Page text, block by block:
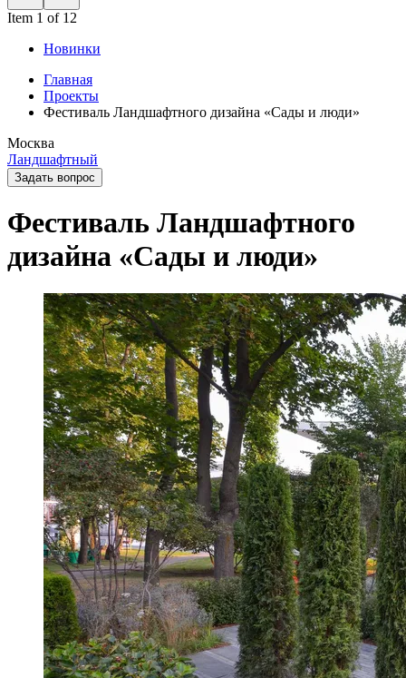
Item 1 of 12
Новинки
Главная
Проекты
Фестиваль Ландшафтного дизайна «Сады и люди»
Москва
Ландшафтный
Задать вопрос
Фестиваль Ландшафтного
дизайна «Сады и люди»